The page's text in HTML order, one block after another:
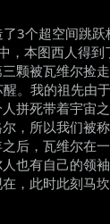
3个超空间跳
，本图西人得
颗被瓦维尔捡
。我的祖先由
拼死带着宇宙
，所以我们被
后，瓦维尔在
人也有自己的
，此时此刻马